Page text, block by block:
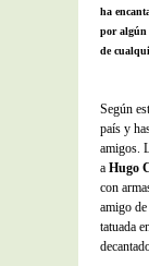
ha
por algún
de
Según
país y
amigos.
a Hugo
con
amigo de
tatuada